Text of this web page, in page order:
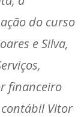
do curso
e Silva,
financeiro
Vitor